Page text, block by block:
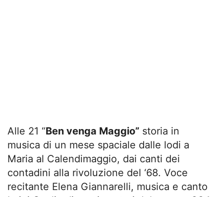
Alle 21 “Ben venga Maggio” storia in
musica di un mese spaciale dalle lodi a
Maria al Calendimaggio, dai canti dei
contadini alla rivoluzione del ‘68. Voce
recitante Elena Giannarelli, musica e canto